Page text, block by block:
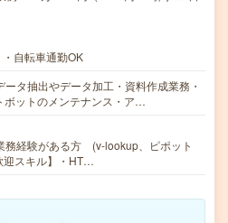
・自転車通勤OK
ータ抽出やデータ加工・資料作成業務・
ボットのメンテナンス・ア…
務経験がある方 (v-lookup、ピポット
迎スキル】・HT…